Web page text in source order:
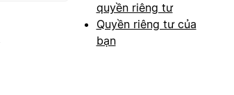
quyền riêng tư
Quyền riêng tư của
bạn